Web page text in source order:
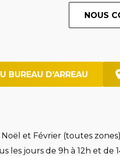
NOUS
BUREAU D'ARREAU
Noël et Février (toutes
les jours de 9h à 12h et de